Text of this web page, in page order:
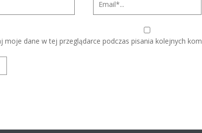
moje dane w tej przeglądarce podczas pisania kolejnych